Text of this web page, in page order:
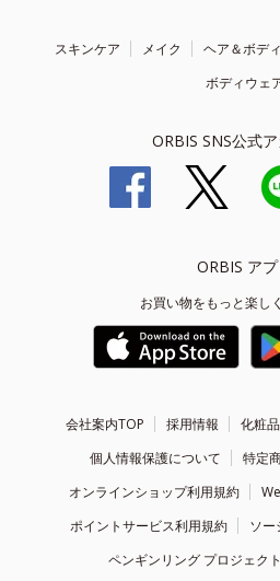
スキンケア メイク ヘア＆ボディ
ボディウェ
ORBIS SNS公式
ORBIS アプ
お買い物をもっと楽し
会社案内TOP 採用情報
化粧
個人情報保護について
特定
オンラインショップ利用規約
ポイントサービス利用規約
ソー
ペンギンリング プロジェクト